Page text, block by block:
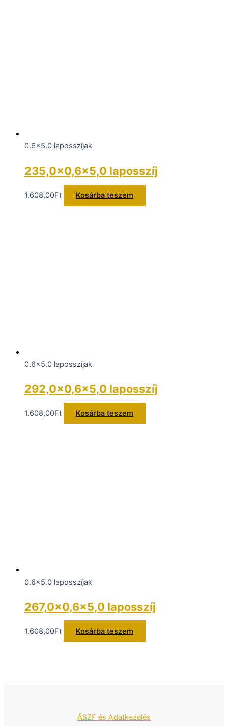
0.6x5.0 laposszíjak
235,0×0,6×5,0 laposszíj
1.608,00Ft Kosárba teszem
0.6x5.0 laposszíjak
292,0×0,6×5,0 laposszíj
1.608,00Ft Kosárba teszem
0.6x5.0 laposszíjak
267,0×0,6×5,0 laposszíj
1.608,00Ft Kosárba teszem
ÁSZF és Adatkezelés